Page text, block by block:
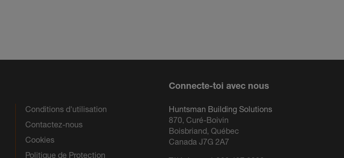
Conditions d'utilisation
Contactez-nous
Cookies
Politique de Protection
Connecte-toi avec nous
Huntsman Building Solutions
870, Curé-Boivin
Boisbriand, Québec
Canada J7G 2A7